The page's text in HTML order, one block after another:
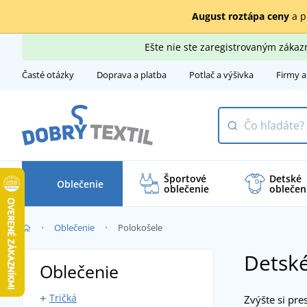
August roztápa cenya
Ešte nie ste zaregistrovaným
Časté otázky Doprava a platba Potlač a výšivka Firmy
Oblečenie Športové
oblečenie
Detské
Oblečenie Polokošele
Zvýšte si
Oblečenie
Tričká